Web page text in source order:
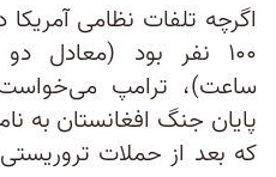
اگرچه تلفات نظامی
۱۰۰ نفر بود
ساعت)، ترامپ
پایان جنگ افغانستان به
که بعد از حملات